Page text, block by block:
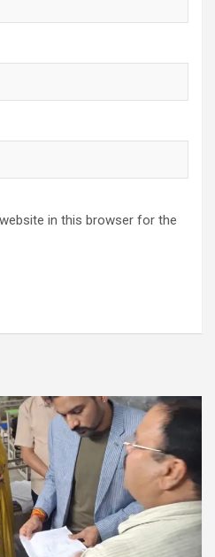
in this browser for the